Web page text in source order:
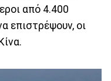
από 4.400
επιστρέψουν, οι